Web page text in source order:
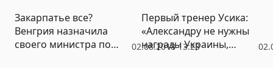
02.08.2018 13:23
Закарпатье все?
Венгрия назначила
своего министра по
Первый тренер Усика:
«Александру не нужны
награды Украины,